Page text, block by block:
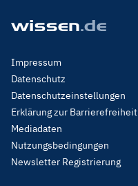
Footer
Menu
Legal
Impressum
Datenschutz
Datenschutzeinstellungen
Erklärung zur Barrierefreiheit
Mediadaten
Nutzungsbedingungen
Newsletter Registrierung